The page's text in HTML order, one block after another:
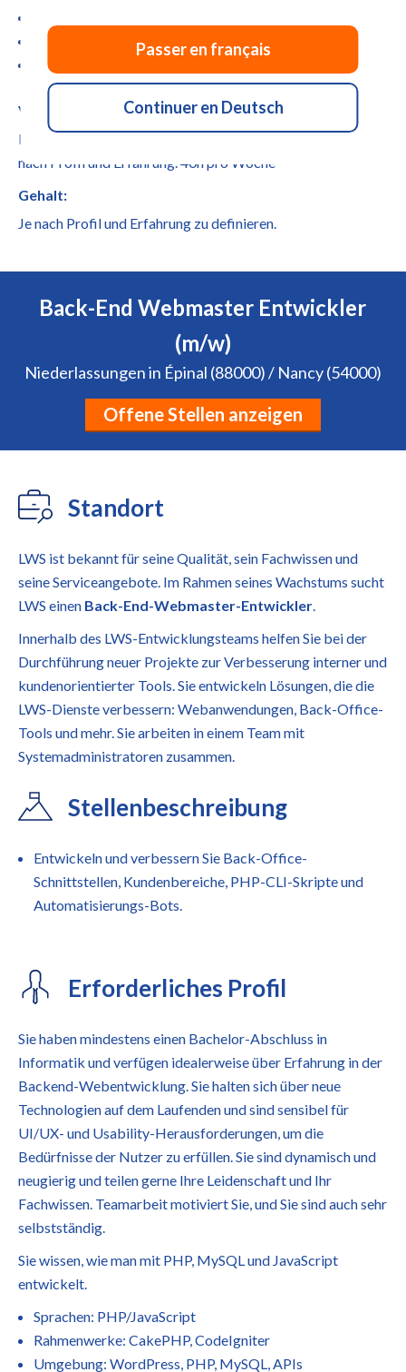
Betriebskrankenkasse
Vorsorgefonds
Vertrag:
Befristeter oder unbefristeter Vertrag (CDD oder CDI) je
nach Profil und Erfahrung. 40h pro Woche
Gehalt:
Je nach Profil und Erfahrung zu definieren.
Back-End Webmaster Entwickler
(m/w)
Niederlassungen in Épinal (88000) / Nancy (54000)
Offene Stellen anzeigen
Standort
LWS ist bekannt für seine Qualität, sein Fachwissen und
seine Serviceangebote. Im Rahmen seines Wachstums sucht
LWS einen Back-End-Webmaster-Entwickler
Innerhalb des LWS-Entwicklungsteams helfen Sie bei der
Durchführung neuer Projekte zur Verbesserung interner und
kundenorientierter Tools. Sie entwickeln Lösungen, die die
LWS-Dienste verbessern: Webanwendungen, Back-Office-
Tools und mehr. Sie arbeiten in einem Team mit
Systemadministratoren zusammen.
Stellenbeschreibung
Entwickeln und verbessern Sie Back-Office-
Schnittstellen, Kundenbereiche, PHP-CLI-Skripte und
Automatisierungs-Bots.
Erforderliches Profil
Sie haben mindestens einen Bachelor-Abschluss in
Informatik und verfügen idealerweise über Erfahrung in der
Backend-Webentwicklung. Sie halten sich über neue
Technologien auf dem Laufenden und sind sensibel für
UI/UX- und Usability-Herausforderungen, um die
Bedürfnisse der Nutzer zu erfüllen. Sie sind dynamisch und
neugierig und teilen gerne Ihre Leidenschaft und Ihr
Fachwissen. Teamarbeit motiviert Sie, und Sie sind auch sehr
selbstständig.
Sie wissen, wie man mit PHP, MySQL und JavaScript
entwickelt.
Sprachen: PHP/JavaScript
Rahmenwerke: CakePHP, CodeIgniter
Umgebung: WordPress, PHP, MySQL, APIs
Passer en français
Continuer en Deutsch